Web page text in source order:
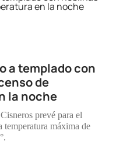
a templado con
de
la noche
prevé para el
temperatura máxima de